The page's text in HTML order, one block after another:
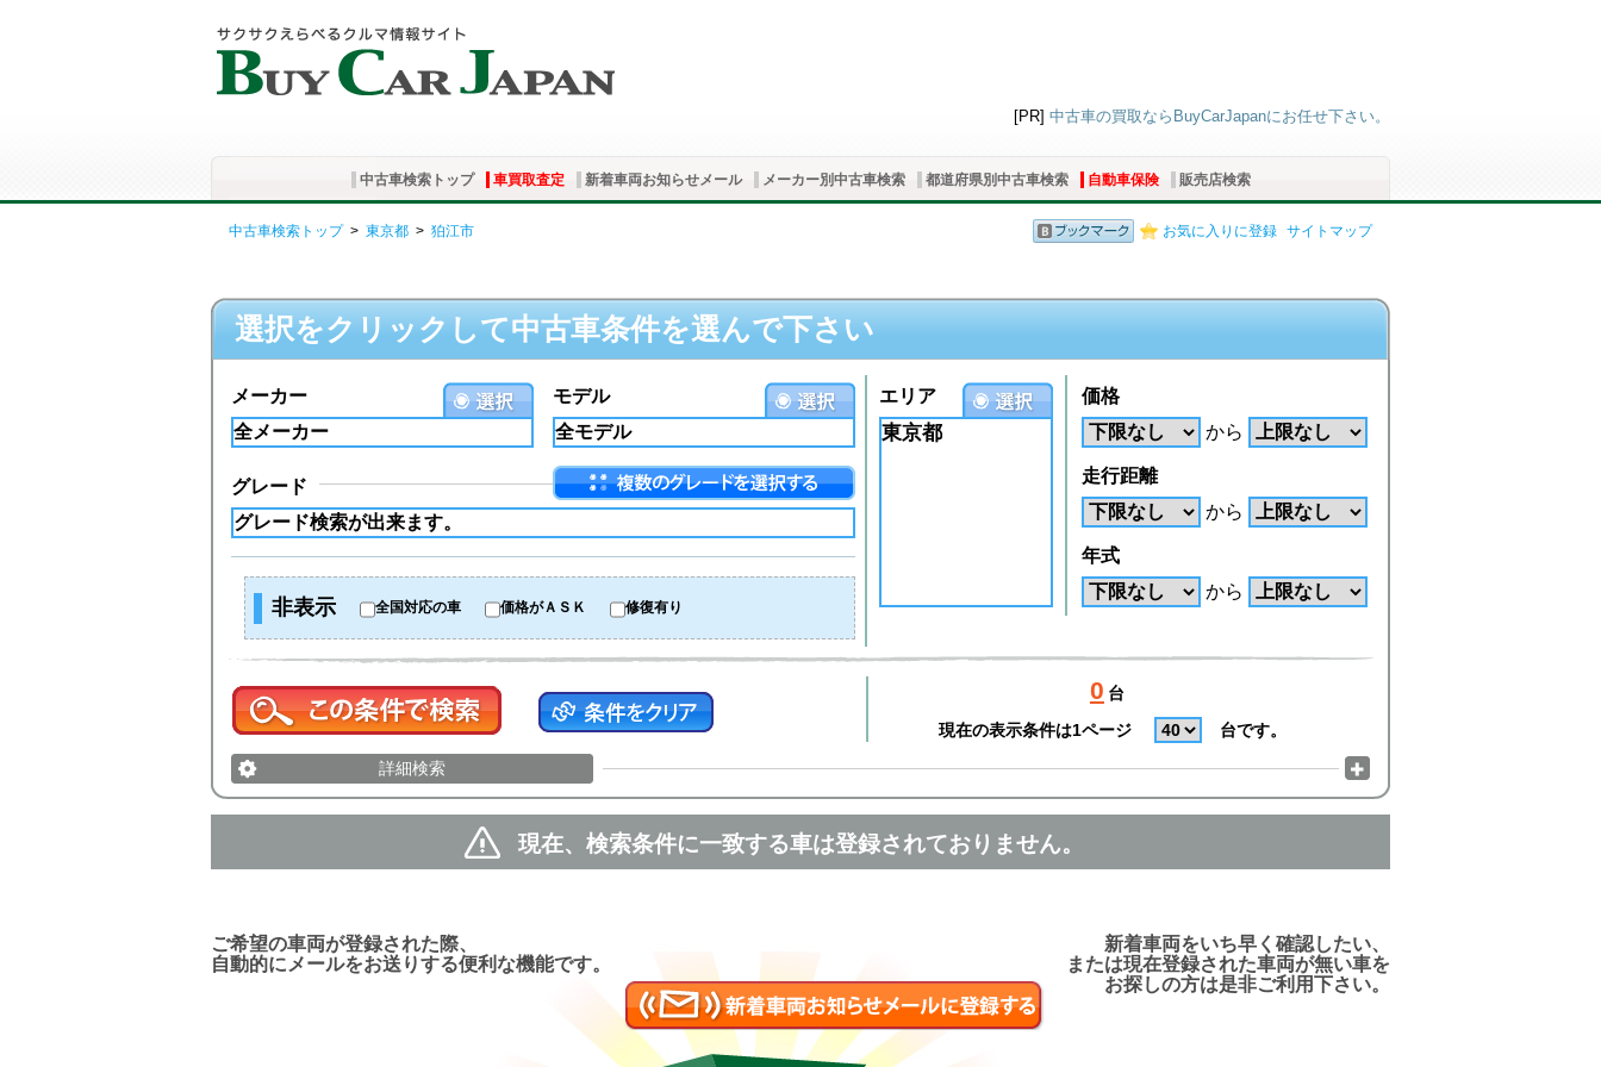
[PR] 中古車の買取ならBuyCarJapanにお任せ下さい。
中古車検索トップ 車買取査定 新着車両お知らせメール メーカー別中古車検索 都道府県別中古車検索 自動車保険 販売店検索
お気に入りに登録 サイトマップ
中古車検索トップ> 東京都 > 狛江市
選択をクリックして中古車条件を選んで下さい
モデル
メーカー
グレード
非表示 全国対応の車 価格がＡＳＫ 修復有り
エリア
東京都
価格
から
走行距離
から
年式
から
0 台
現在の表示条件は1ページ
台です。
詳細検索
現在、検索条件に一致する車は登録されておりません。
新着車両をいち早く確認したい、
または現在登録された車両が無い車を
お探しの方は是非ご利用下さい。
ご希望の車両が登録された際、
自動的にメールをお送りする便利な機能です。